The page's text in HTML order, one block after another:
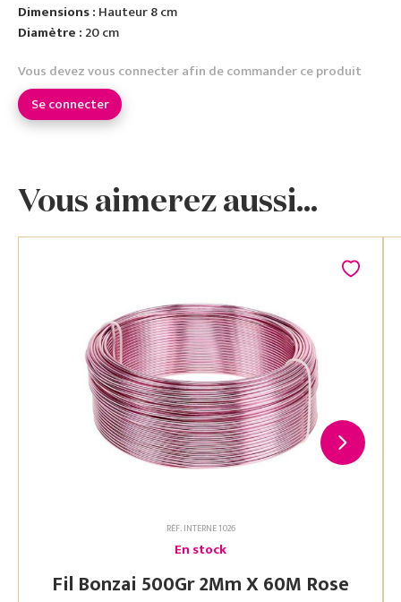
Dimensions : Hauteur 8 cm
Diamètre : 20 cm
Vous devez vous connecter afin de commander ce produit
Se connecter
Vous aimerez aussi...
RÉF. INTERNE 1026
En stock
Fil Bonzai 500Gr 2Mm X 60M Rose